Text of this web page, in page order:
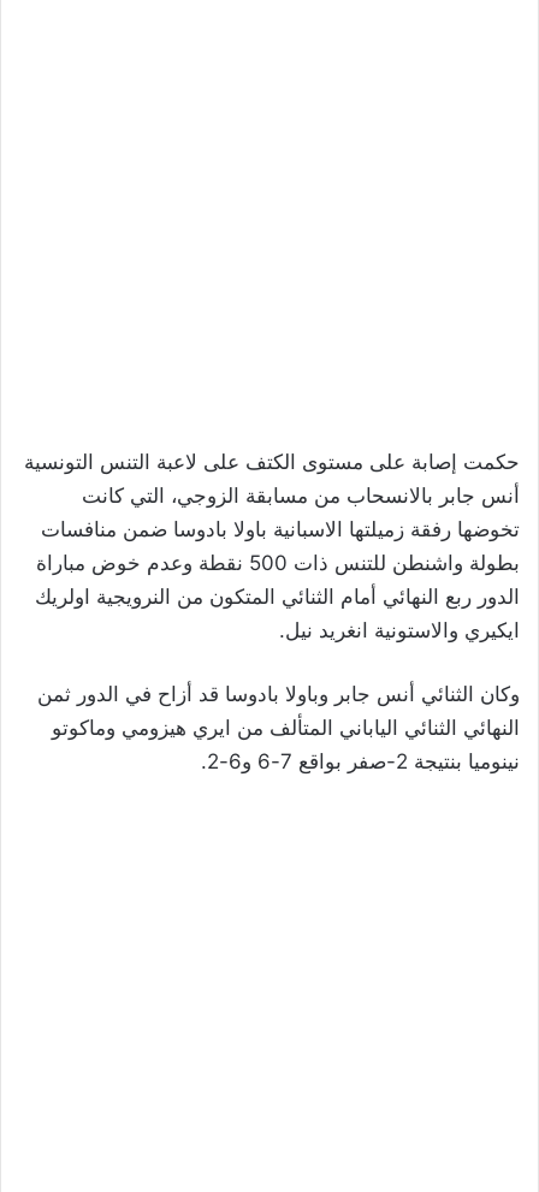
حكمت إصابة على مستوى الكتف على لاعبة التنس التونسية
أنس جابر بالانسحاب من مسابقة الزوجي، التي كانت
تخوضها رفقة زميلتها الاسبانية باولا بادوسا ضمن منافسات
بطولة واشنطن للتنس ذات 500 نقطة وعدم خوض مباراة
الدور ربع النهائي أمام الثنائي المتكون من النرويجية اولريك
ايكيري والاستونية انغريد نيل.
وكان الثنائي أنس جابر وباولا بادوسا قد أزاح في الدور ثمن
النهائي الثنائي الياباني المتألف من ايري هيزومي وماكوتو
نينوميا بنتيجة 2-صفر بواقع 7-6 و6-2.